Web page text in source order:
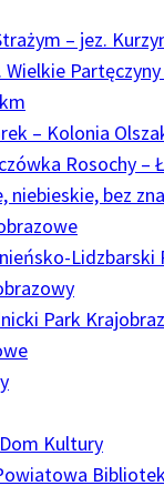
– jez.
Wielkie
– Kolonia
Rosochy –
niebieskie, bez
Lidzbarski
Park
Kultury